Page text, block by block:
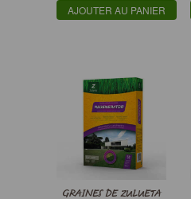
AJOUTER AU PANIER
GRAINES DE ZULUETA